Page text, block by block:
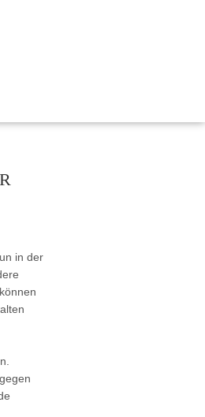
und Sprachförderung
in der